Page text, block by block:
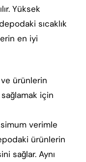
Yüksek
sıcaklık
en iyi
ürünlerin
için
verimle
ürünlerin
sağlar. Aynı